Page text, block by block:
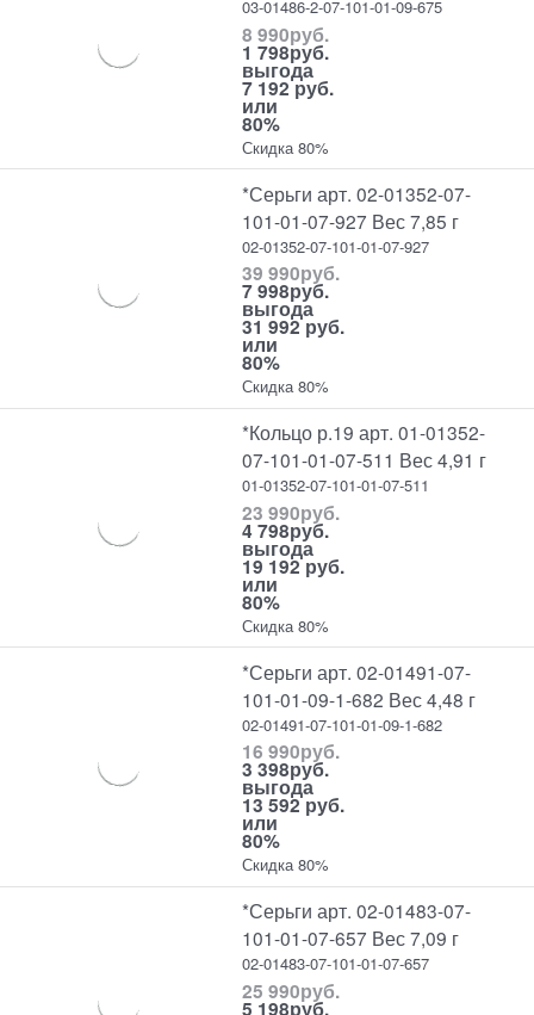
03-01486-2-07-101-01-09-675
8 990руб.
1 798руб.
выгода
7 192 руб.
или
80%
Скидка 80%
*Серьги арт. 02-01352-07-
101-01-07-927 Вес 7,85 г
02-01352-07-101-01-07-927
39 990руб.
7 998руб.
выгода
31 992 руб.
или
80%
Скидка 80%
*Кольцо р.19 арт. 01-01352-
07-101-01-07-511 Вес 4,91 г
01-01352-07-101-01-07-511
23 990руб.
4 798руб.
выгода
19 192 руб.
или
80%
Скидка 80%
*Серьги арт. 02-01491-07-
101-01-09-1-682 Вес 4,48 г
02-01491-07-101-01-09-1-682
16 990руб.
3 398руб.
выгода
13 592 руб.
или
80%
Скидка 80%
*Серьги арт. 02-01483-07-
101-01-07-657 Вес 7,09 г
02-01483-07-101-01-07-657
25 990руб.
5 198руб.